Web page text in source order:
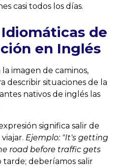
casi todos los días.
de
en Inglés
la imagen de caminos,
describir situaciones de la
nativos de inglés las
significa salir de
Ejemplo: "It's getting
road before traffic gets
tarde; deberíamos salir